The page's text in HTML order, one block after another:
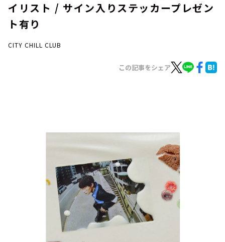
イリスト / サイン入りステッカープレゼン
ト有り
CITY CHILL CLUB
この記事をシェア